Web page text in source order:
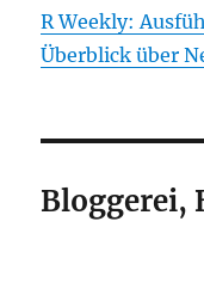
R Weekly:
Überblick über
Bloggerei,